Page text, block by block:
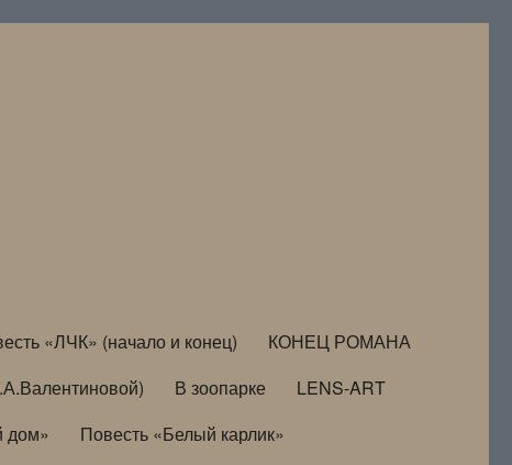
«ЛЧК» (начало и конец)
КОНЕЦ РОМАНА
В зоопарке
LENS-ART
дом»
Повесть «Белый карлик»